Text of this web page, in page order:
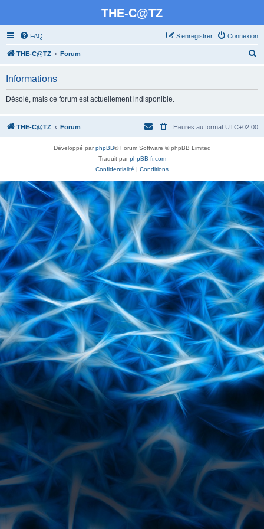
THE-C@TZ
FAQ Connexion
S’enregistrer
THE-C@TZ Forum
r
c
r
Informations
Désolé, mais ce forum est actuellement indisponible.
THE-C@TZ Forum Heures au format UTC+02:00
Développé parphpBB® Forum Software © phpBB Limited
Traduit parphpBB-fr.com
Confidentialité | Conditions